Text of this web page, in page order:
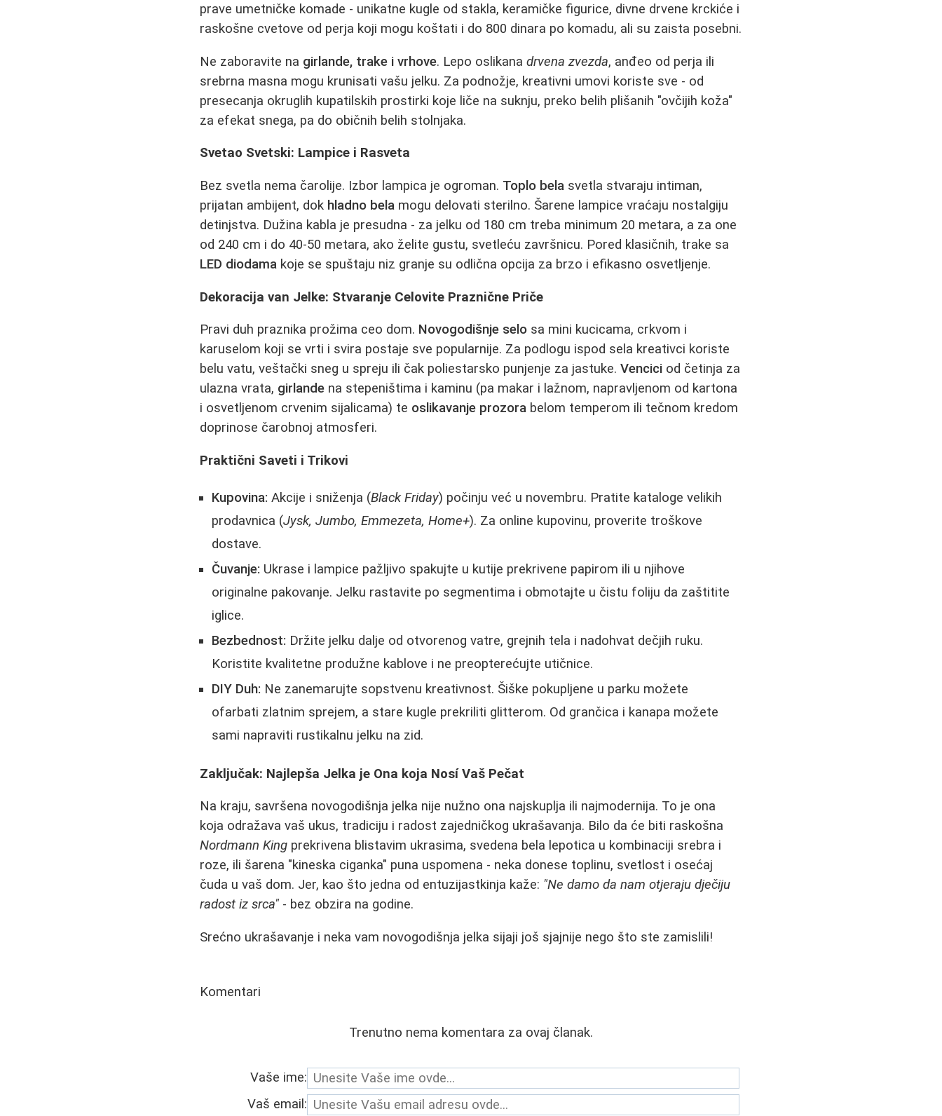
prave umetničke komade - unikatne kugle od stakla, keramičke figurice, divne drvene krckiće i
raskošne cvetove od perja koji mogu koštati i do 800 dinara po komadu, ali su zaista posebni.
Ne zaboravite na girlande, trake i vrhove. Lepo oslikanadrvena zvezda, anđeo od perja ili
srebrna masna mogu krunisati vašu jelku. Za podnožje, kreativni umovi koriste sve - od
presecanja okruglih kupatilskih prostirki koje liče na suknju, preko belih plišanih "ovčijih koža"
za efekat snega, pa do običnih belih stolnjaka.
Svetao Svetski: Lampice i Rasveta
Bez svetla nema čarolije. Izbor lampica je ogroman. Toplo bela svetla stvaraju intiman,
prijatan ambijent, dok hladno bela mogu delovati sterilno. Šarene lampice vraćaju nostalgiju
detinjstva. Dužina kabla je presudna - za jelku od 180 cm treba minimum 20 metara, a za one
od 240 cm i do 40-50 metara, ako želite gustu, svetleću završnicu. Pored klasičnih, trake sa
LED diodama koje se spuštaju niz granje su odlična opcija za brzo i efikasno osvetljenje.
Dekoracija van Jelke: Stvaranje Celovite Praznične Priče
Pravi duh praznika prožima ceo dom. Novogodišnje selo sa mini kucicama, crkvom i
karuselom koji se vrti i svira postaje sve popularnije. Za podlogu ispod sela kreativci koriste
belu vatu, veštački sneg u spreju ili čak poliestarsko punjenje za jastuke.Vencici od četinja za
ulazna vrata, girlande na stepeništima i kaminu (pa makar i lažnom, napravljenom od kartona
i osvetljenom crvenim sijalicama) te oslikavanje prozora belom temperom ili tečnom kredom
doprinose čarobnoj atmosferi.
Praktični Saveti i Trikovi
Kupovina: Akcije i sniženja (Black Friday) počinju već u novembru. Pratite kataloge velikih
prodavnica (Jysk, Jumbo, Emmezeta, Home+). Za online kupovinu, proverite troškove
dostave.
Čuvanje: Ukrase i lampice pažljivo spakujte u kutije prekrivene papirom ili u njihove
originalne pakovanje. Jelku rastavite po segmentima i obmotajte u čistu foliju da zaštitite
iglice.
Bezbednost: Držite jelku dalje od otvorenog vatre, grejnih tela i nadohvat dečjih ruku.
Koristite kvalitetne produžne kablove i ne preopterećujte utičnice.
DIY Duh: Ne zanemarujte sopstvenu kreativnost. Šiške pokupljene u parku možete
ofarbati zlatnim sprejem, a stare kugle prekriliti glitterom. Od grančica i kanapa možete
sami napraviti rustikalnu jelku na zid.
Zaključak: Najlepša Jelka je Ona koja Nosí Vaš Pečat
Na kraju, savršena novogodišnja jelka nije nužno ona najskuplja ili najmodernija. To je ona
koja odražava vaš ukus, tradiciju i radost zajedničkog ukrašavanja. Bilo da će biti raskošna
Nordmann King prekrivena blistavim ukrasima, svedena bela lepotica u kombinaciji srebra i
roze, ili šarena "kineska ciganka" puna uspomena - neka donese toplinu, svetlost i osećaj
čuda u vaš dom. Jer, kao što jedna od entuzijastkinja kaže: "Ne damo da nam otjeraju dječiju
radost iz srca" - bez obzira na godine.
Srećno ukrašavanje i neka vam novogodišnja jelka sijaji još sjajnije nego što ste zamislili!
Komentari
Trenutno nema komentara za ovaj članak.
Vaše ime:
Vaš email: